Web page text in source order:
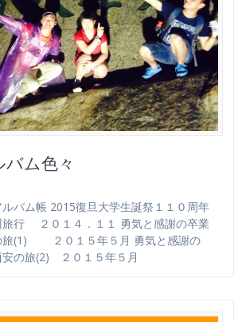
ム色々
バム帳 2015復旦大学生誕祭１１０周年
旅行 ２０１４．１１ 勇気と感謝の卒業
(1) ２０１５年５月 勇気と感謝の
旅(2) ２０１５年５月